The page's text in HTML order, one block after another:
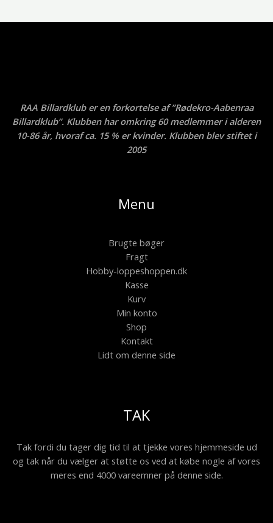
RAA Billardklub er en forkortelse af ”Rødekro-Aabenraa
Billardklub”. Klubben har omkring 60 medlemmer i alderen
10-86 år, hvoraf ca. 15 % er kvinder. Klubben blev stiftet i
2005
Menu
Brugte bøger
Fragt
Hobby-loppeshoppen.dk
Kasse
Kurv
Min konto
Shop
Kontakt
Lidt om denne side
TAK
Tak fordi du tager dig tid til at tjekke vores hjemmeside ud
og tak når du vælger at støtte os ved at købe nogle af vores
meres end 4000 vareemner på denne side.